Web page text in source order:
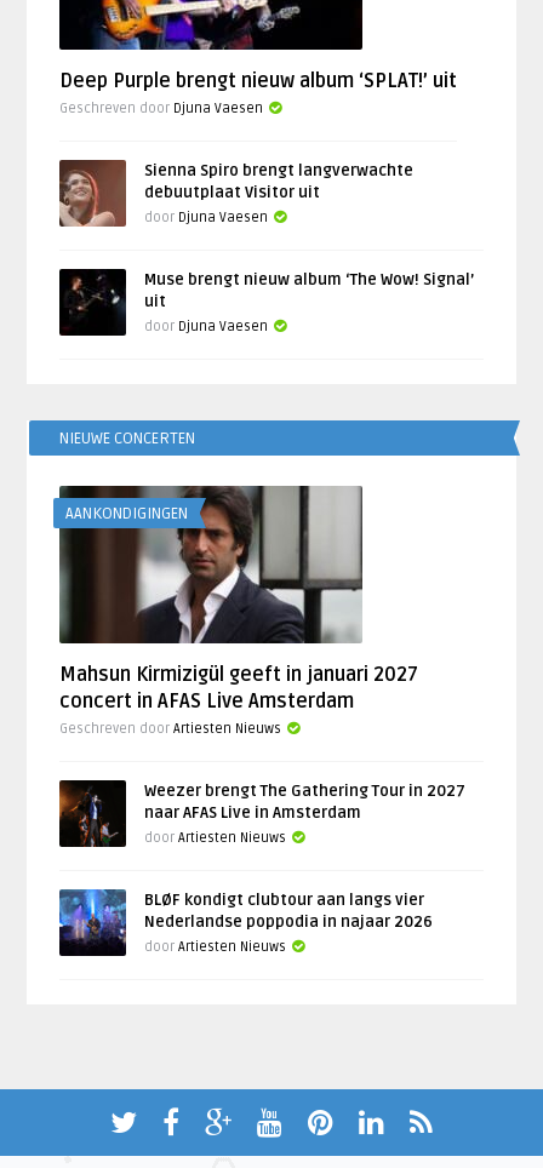
Deep Purple brengt nieuw album ‘SPLAT!’ uit
Geschreven door Djuna Vaesen
Sienna Spiro brengt langverwachte
debuutplaat Visitor uit
door Djuna Vaesen
Muse brengt nieuw album ‘The Wow! Signal’
uit
door Djuna Vaesen
NIEUWE CONCERTEN
AANKONDIGINGEN
Mahsun Kirmizigül geeft in januari 2027
concert in AFAS Live Amsterdam
Geschreven doorArtiesten Nieuws
Weezer brengt The Gathering Tour in 2027
naar AFAS Live in Amsterdam
doorArtiesten Nieuws
BLØF kondigt clubtour aan langs vier
Nederlandse poppodia in najaar 2026
doorArtiesten Nieuws